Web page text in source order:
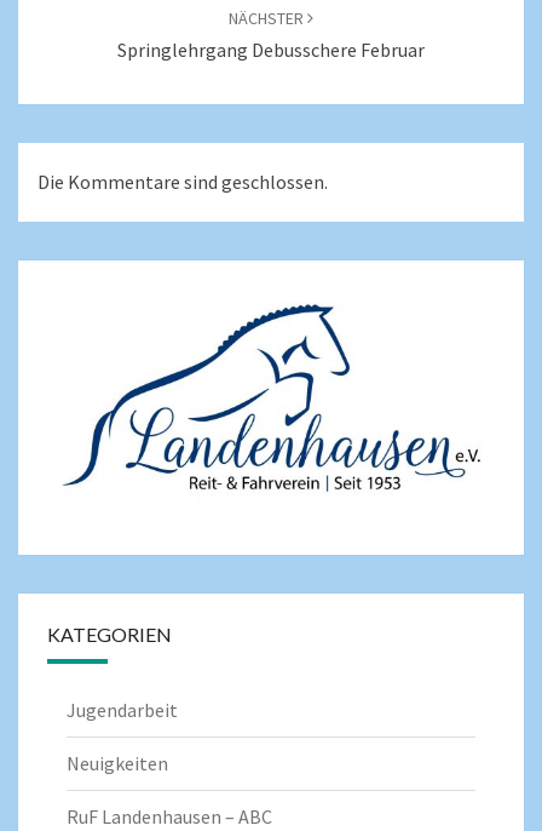
NÄCHSTER
Springlehrgang Debusschere Februar
Die Kommentare sind geschlossen.
KATEGORIEN
Jugendarbeit
Neuigkeiten
RuF Landenhausen – ABC